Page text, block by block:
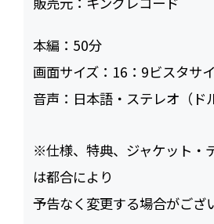
本編： 50
画面サイズ： 16：9ビスタサ
音声： 日本語・ステレオ（ド
※仕様、特典、ジャケット・
は都合により
予告なく変更する場合がござ